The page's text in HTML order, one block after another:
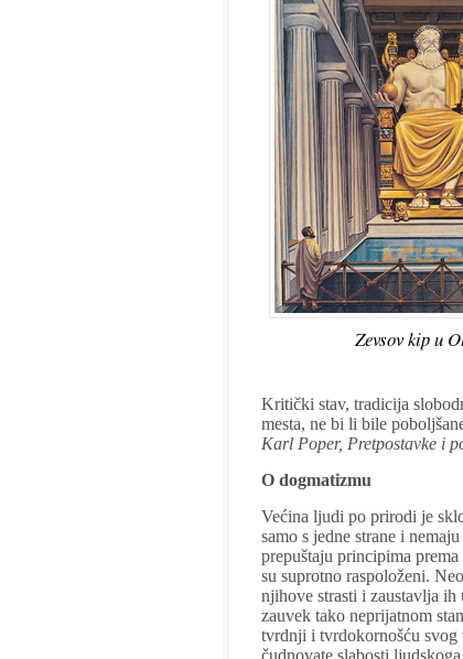
Zevsov kip u
Kritički stav, tradicija
mesta, ne bi li bile
Karl Poper, Pretpostavke i
O dogmatizmu
Većina ljudi po prirodi je
samo s jedne strane i
prepuštaju principima
su suprotno raspoloženi.
njihove strasti i zaustavlja
zauvek tako neprijatnom
tvrdnji i tvrdokornošću svog
čudnovate slabosti